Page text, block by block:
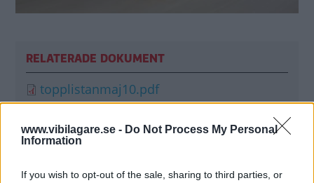
www.vibilagare.se - Do Not Process My Personal
Information
If you wish to opt-out of the sale, sharing to third parties, or
RELATERADE DOKUMENT
topplistanmaj10.pdf
NYHETER